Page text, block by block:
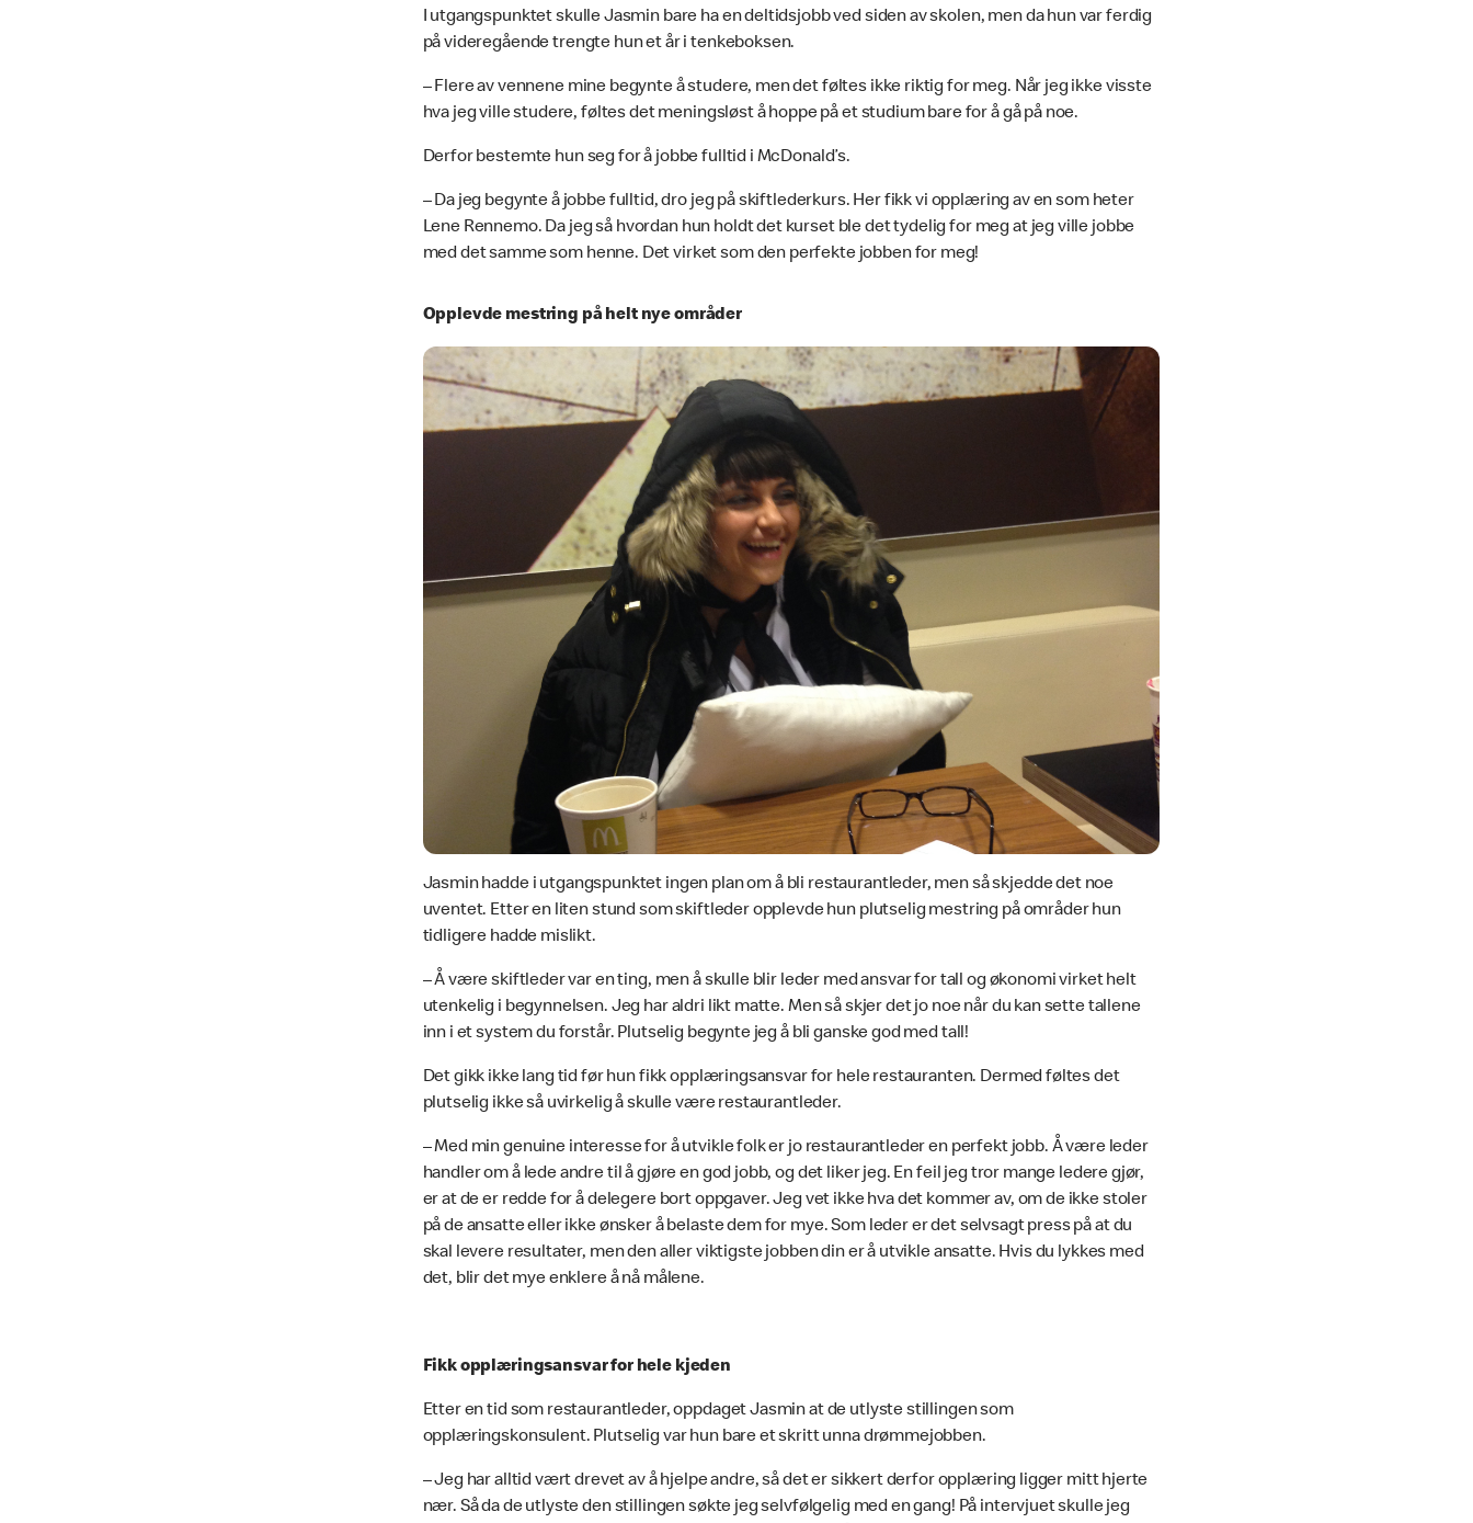
I utgangspunktet skulle Jasmin bare ha en deltidsjobb ved siden av skolen, men da hun var ferdig
på videregående trengte hun et år i tenkeboksen.
– Flere av vennene mine begynte å studere, men det føltes ikke riktig for meg. Når jeg ikke visste
hva jeg ville studere, føltes det meningsløst å hoppe på et studium bare for å gå på noe.
Derfor bestemte hun seg for å jobbe fulltid i McDonald’s.
– Da jeg begynte å jobbe fulltid, dro jeg på skiftlederkurs. Her fikk vi opplæring av en som heter
Lene Rennemo. Da jeg så hvordan hun holdt det kurset ble det tydelig for meg at jeg ville jobbe
med det samme som henne. Det virket som den perfekte jobben for meg!
Opplevde mestring på helt nye områder
Jasmin hadde i utgangspunktet ingen plan om å bli restaurantleder, men så skjedde det noe
uventet. Etter en liten stund som skiftleder opplevde hun plutselig mestring på områder hun
tidligere hadde mislikt.
– Å være skiftleder var en ting, men å skulle blir leder med ansvar for tall og økonomi virket helt
utenkelig i begynnelsen. Jeg har aldri likt matte. Men så skjer det jo noe når du kan sette tallene
inn i et system du forstår. Plutselig begynte jeg å bli ganske god med tall!
Det gikk ikke lang tid før hun fikk opplæringsansvar for hele restauranten. Dermed føltes det
plutselig ikke så uvirkelig å skulle være restaurantleder.
– Med min genuine interesse for å utvikle folk er jo restaurantleder en perfekt jobb. Å være leder
handler om å lede andre til å gjøre en god jobb, og det liker jeg. En feil jeg tror mange ledere gjør,
er at de er redde for å delegere bort oppgaver. Jeg vet ikke hva det kommer av, om de ikke stoler
på de ansatte eller ikke ønsker å belaste dem for mye. Som leder er det selvsagt press på at du
skal levere resultater, men den aller viktigste jobben din er å utvikle ansatte. Hvis du lykkes med
det, blir det mye enklere å nå målene.
Fikk opplæringsansvar for hele kjeden
Etter en tid som restaurantleder, oppdaget Jasmin at de utlyste stillingen som
opplæringskonsulent. Plutselig var hun bare et skritt unna drømmejobben.
– Jeg har alltid vært drevet av å hjelpe andre, så det er sikkert derfor opplæring ligger mitt hjerte
nær. Så da de utlyste den stillingen søkte jeg selvfølgelig med en gang! På intervjuet skulle jeg